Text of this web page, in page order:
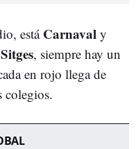
está Carnaval y
Sitges, siempre hay un
en rojo llega de
colegios.